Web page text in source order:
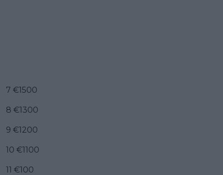
7 €1500
8 €1300
9 €1200
10 €1100
11 €100